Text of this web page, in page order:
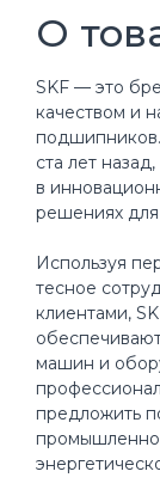
О
SKF — это
качеством и
ста лет
в
решениях
Используя
тесное
клиентами,
машин и
предложить